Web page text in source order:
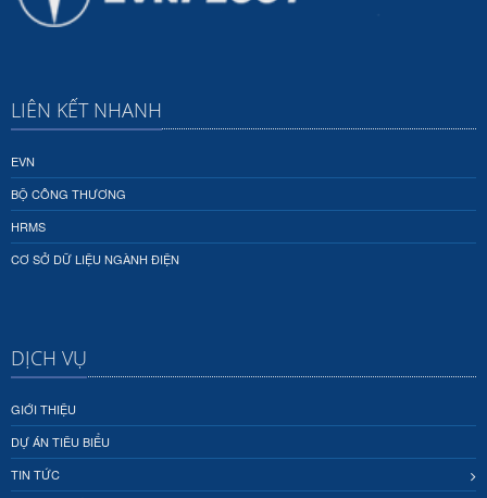
LIÊN KẾT NHANH
EVN
BỘ CÔNG THƯƠNG
HRMS
CƠ SỞ DỮ LIỆU NGÀNH ĐIỆN
DỊCH VỤ
GIỚI THIỆU
DỰ ÁN TIÊU BIỂU
TIN TỨC